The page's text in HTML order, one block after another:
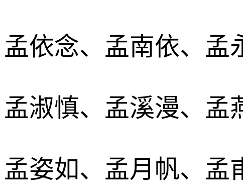
孟依念、孟南依、孟
孟淑慎、孟溪漫、孟
孟姿如、孟月帆、孟